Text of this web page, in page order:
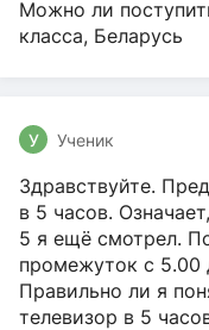
Можно ли
класса, Беларусь
У Ученик
Здравствуйте.
в 5 часов.
5 я ещё смотрел.
промежуток с 5.00
Правильно ли я
телевизор в 5